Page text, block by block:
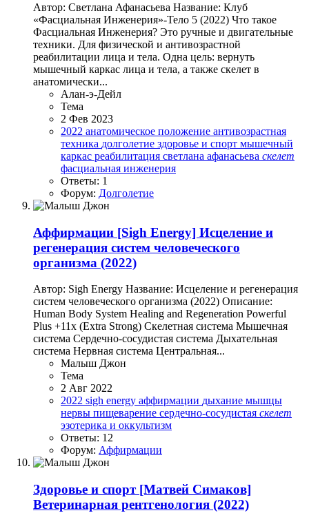
Автор: Светлана Афанасьева Название: Клуб
«Фасциальная Инженерия»-Тело 5 (2022) Что такое
Фасциальная Инженерия? Это ручные и двигательные
техники. Для физической и антивозрастной
реабилитации лица и тела. Одна цель: вернуть
мышечный каркас лица и тела, а также скелет в
анатомически...
Алан-э-Дейл
Тема
2 Фев 2023
2022 анатомическое положение антивозрастная
техника долголетие здоровье и спорт мышечный
каркас реабилитация светлана афанасьева скелет
фасциальная инженерия
Ответы: 1
Форум: Долголетие
Аффирмации [Sigh Energy] Исцеление и
регенерация систем человеческого
организма (2022)
Автор: Sigh Energy Название: Исцеление и регенерация
систем человеческого организма (2022) Описание:
Human Body System Healing and Regeneration Powerful
Plus +11x (Extra Strong) Скелетная система Мышечная
система Сердечно-сосудистая система Дыхательная
система Нервная система Центральная...
Малыш Джон
Тема
2 Авг 2022
2022 sigh energy аффирмации дыхание мышцы
нервы пищеварение сердечно-сосудистая скелет
эзотерика и оккультизм
Ответы: 12
Форум: Аффирмации
Здоровье и спорт [Матвей Симаков]
Ветеринарная рентгенология (2022)